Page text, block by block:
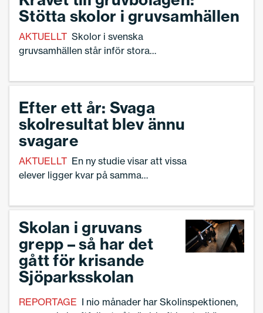
Stötta skolor i gruvsamhällen
AKTUELLT Skolor i svenska
gruvsamhällen står inför stora
rekrytera behörig personal.
Efter ett år: Svaga
skolresultat blev ännu
svagare
AKTUELLT En ny studie visar att vissa
elever ligger kvar på samma
årskurs 8 – eller till och med försämrar
Skolan i gruvans
grepp – så har det
gått för krisande
Sjöparksskolan
REPORTAGE I nio månader har Skolinspektionen,